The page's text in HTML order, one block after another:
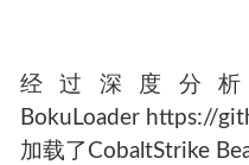
经过深度分析
BokuLoader https://
加载了CobaltStrike